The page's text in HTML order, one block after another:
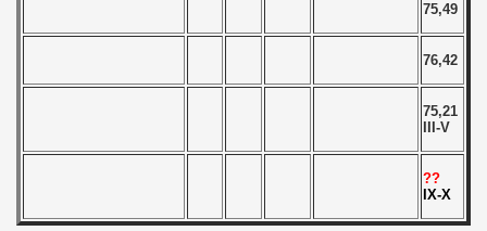
75,49
76,42
75,21
III-V
??
IX-X
- 2024
- 2025